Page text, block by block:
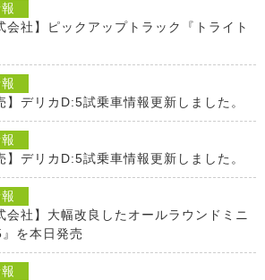
会社】ピックアップトラック『トライト
】デリカD:5試乗車情報更新しました。
】デリカD:5試乗車情報更新しました。
会社】大幅改良したオールラウンドミニ
を本日発売